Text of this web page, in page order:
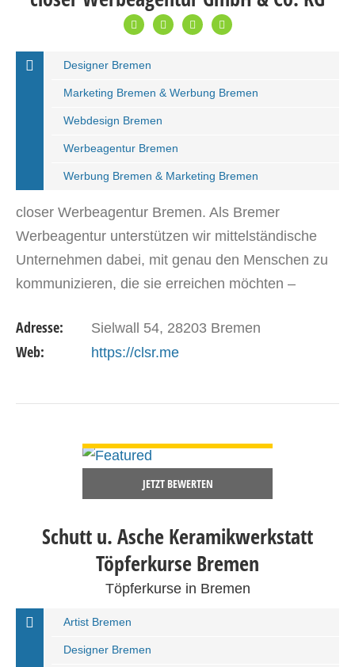
Designer Bremen
Marketing Bremen & Werbung Bremen
Webdesign Bremen
Werbeagentur Bremen
Werbung Bremen & Marketing Bremen
closer Werbeagentur Bremen. Als Bremer
Werbeagentur unterstützen wir mittelständische
Unternehmen dabei, mit genau den Menschen zu
kommunizieren, die sie erreichen möchten –
closer
Adresse: Sielwall 54, 28203 Bremen
Web: https://clsr.me
JETZT BEWERTEN
Schutt u. Asche Keramikwerkstatt
Töpferkurse Bremen
Töpferkurse in Bremen
Artist Bremen
Designer Bremen